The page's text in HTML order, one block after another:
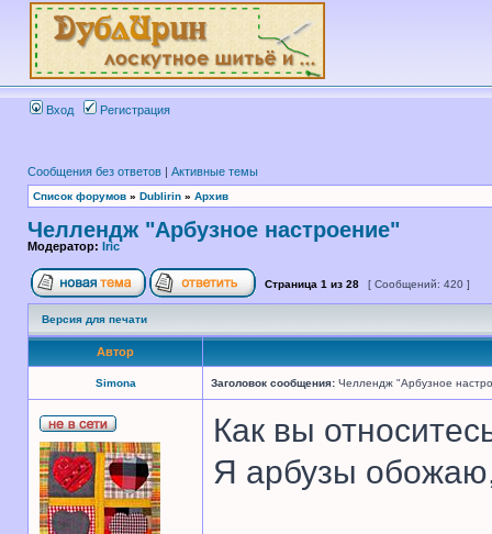
Вход Регистрация
Сообщения без ответов | Активные темы
Список форумов » Dublirin » Архив
Челлендж "Арбузное настроение"
Модератор: Iric
Страница 1 из 28 [ Сообщений: 420 ]
Версия для печати
Автор
Simona Заголовок сообщения: Челлендж "Арбузное
Как вы
Я арбузы